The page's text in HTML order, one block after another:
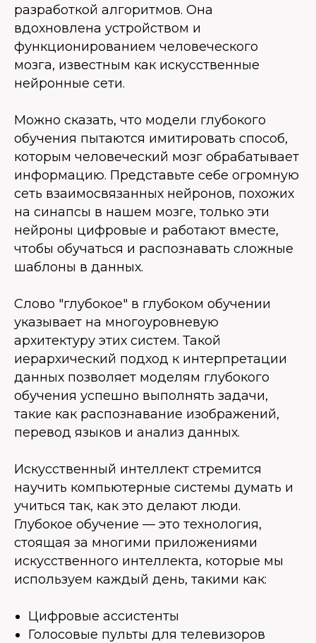
разработкой алгоритмов. Она
вдохновлена устройством и
функционированием человеческого
мозга, известным как искусственные
нейронные сети.
Можно сказать, что модели глубокого
обучения пытаются имитировать способ,
которым человеческий мозг обрабатывает
информацию. Представьте себе огромную
сеть взаимосвязанных нейронов, похожих
на синапсы в нашем мозге, только эти
нейроны цифровые и работают вместе,
чтобы обучаться и распознавать сложные
шаблоны в данных.
Слово "глубокое" в глубоком обучении
указывает на многоуровневую
архитектуру этих систем. Такой
иерархический подход к интерпретации
данных позволяет моделям глубокого
обучения успешно выполнять задачи,
такие как распознавание изображений,
перевод языков и анализ данных.
Искусственный интеллект стремится
научить компьютерные системы думать и
учиться так, как это делают люди.
Глубокое обучение — это технология,
стоящая за многими приложениями
искусственного интеллекта, которые мы
используем каждый день, такими как:
Цифровые ассистенты
Голосовые пульты для телевизоров